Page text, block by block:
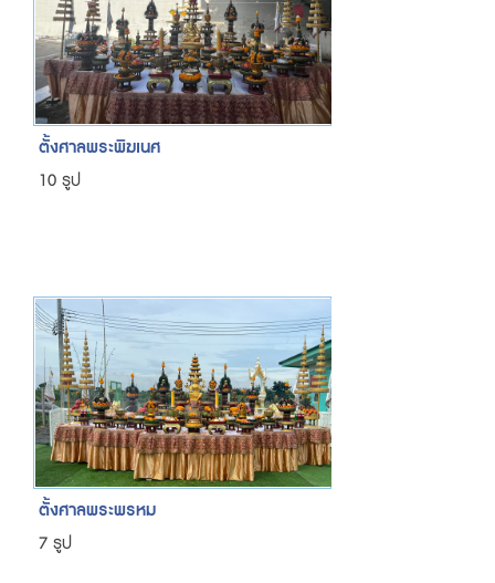
ตั้งศาลพระพิฆเนศ
10 รูป
ตั้งศาลพระพรหม
7 รูป